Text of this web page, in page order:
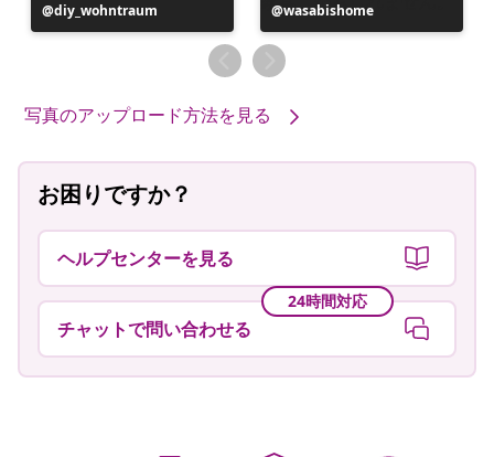
投
稿
diy_wohntraum
投
稿
者
wasabishome
写真のアップロード方法を見る
お困りですか？
ヘルプセンターを見る
24時間対応
チャットで問い合わせる